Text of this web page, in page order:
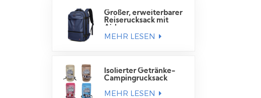
Großer, erweiterbarer
Reiserucksack mit
MEHR LESEN
Isolierter Getränke-
Campingrucksack
MEHR LESEN